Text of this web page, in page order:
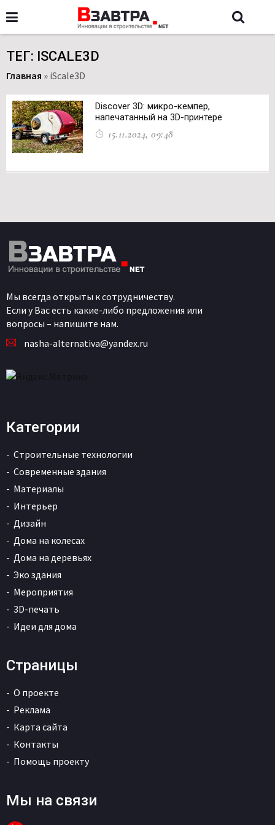
ТЕГ: ISCALE3D
Главная » iScale3D
Discover 3D: микро-кемпер,
напечатанный на 3D-принтере
15.11.2024, 09:48
Мы всегда открыты к сотрудничеству.
Если у Вас есть какие-либо предложения или
вопросы – напишите нам.
nasha-alternativa@yandex.ru
Категории
Строительные технологии
Современные здания
Материалы
Интерьер
Дизайн
Дома на колесах
Дома на деревьях
Эко здания
Мероприятия
3D-печать
Идеи для дома
Страницы
О проекте
Реклама
Карта сайта
Контакты
Помощь проекту
Мы на связи